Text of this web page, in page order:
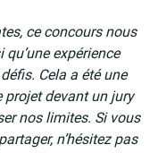
ce concours nous
expérience
Cela a été une
projet devant un jury
nos limites. Si vous
n’hésitez pas